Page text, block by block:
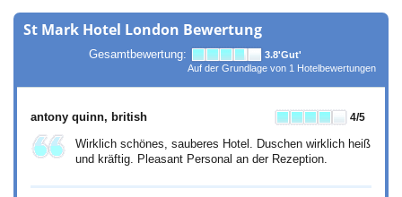
St Mark Hotel London Bewertung
Gesamtbewertung: 3.8'Gut'
Auf der Grundlage von 1 Hotelbewertungen
antony quinn, british 4/5
Wirklich schönes, sauberes Hotel. Duschen wirklich heiß
und kräftig. Pleasant Personal an der Rezeption.